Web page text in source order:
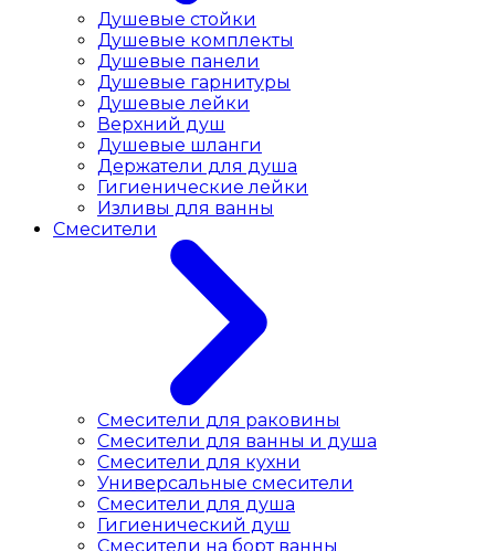
Душевые стойки
Душевые комплекты
Душевые панели
Душевые гарнитуры
Душевые лейки
Верхний душ
Душевые шланги
Держатели для душа
Гигиенические лейки
Изливы для ванны
Смесители
Смесители для раковины
Cмесители для ванны и душа
Смесители для кухни
Универсальные смесители
Смесители для душа
Гигиенический душ
Смесители на борт ванны